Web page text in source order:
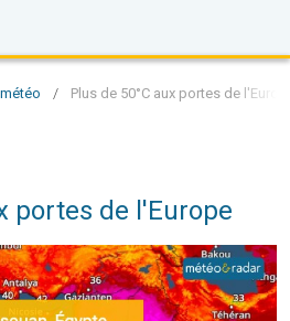
/ Plus de 50°C aux portes de
portes de l'Europe